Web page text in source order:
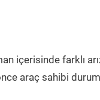
içerisinde farklı
araç sahibi durum